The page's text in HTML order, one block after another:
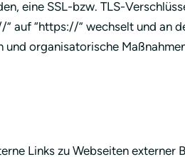
eine SSL-bzw. TLS-
auf “https://” wechselt und an
und organisatorische
Links zu Webseiten